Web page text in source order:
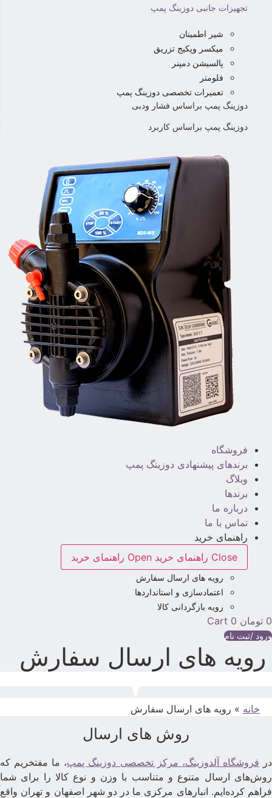
تجهیزات جانبی دوزینگ پمپ
شیر اطمینان
میکسر وپکیج تزریق
پالسیشن دمپنر
فلومتر
تعمیرات تخصصی دوزینگ پمپ
دوزینگ پمپ براساس فشار ودبی
دوزینگ پمپ براساس کاربرد
فروشگاه
برندهای پیشنهادی دوزینگ پمپ
وبلاگ
برندها
درباره ما
تماس با ما
راهنمای خرید
Close راهنمای خرید
Open راهنمای خرید
رویه های ارسال سفارش
اعتمادسازی و استانداردها
رویه بازگردانی کالا
0 تومان 0
Cart
ورود /ثبت نام
رویه های ارسال سفارش
خانه » رویه های ارسال سفارش
روش های ارسال
فروشگاه آلدوزینگ، مرکز تخصصی دوزینگ پمپ، ما مفتخریم که
روش‌های ارسال متنوع و متناسب با وزن و نوع کالا را برای شما
فراهم کرده‌ایم. انبارهای مرکزی ما در دو شهر اصفهان و تهران واقع